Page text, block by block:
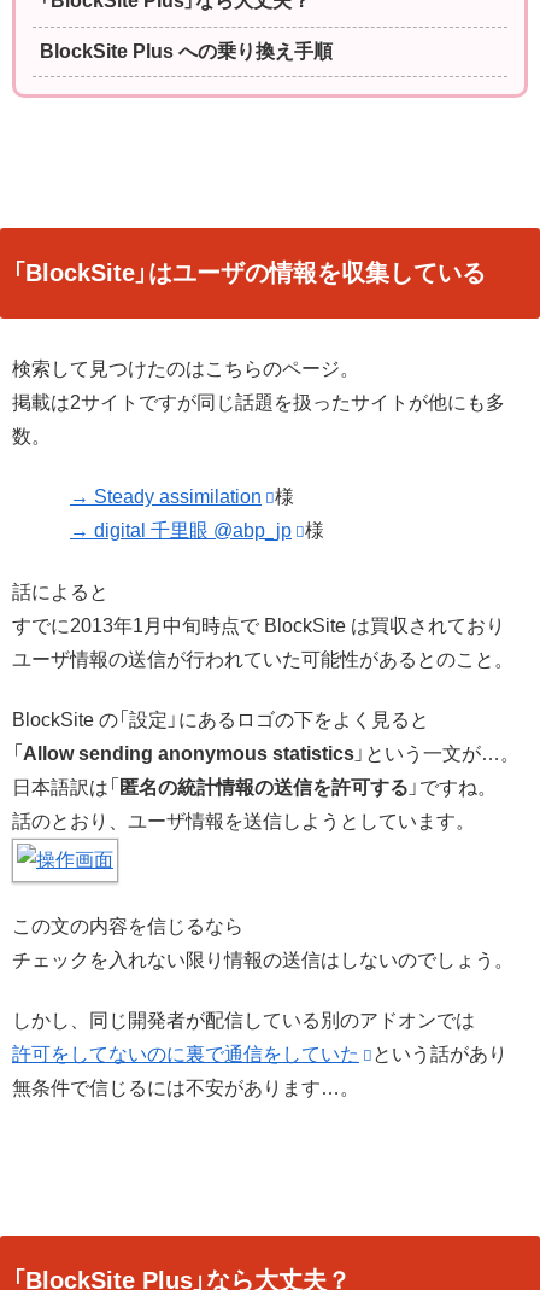
BlockSite Plus への乗り換え手順
「BlockSite」はユーザの情報を収集している
検索して見つけたのはこちらのページ。
掲載は2サイトですが同じ話題を扱ったサイトが他にも多
数。
→ Steady assimilation
様
→ digital 千里眼 @abp_jp
様
話によると
すでに2013年1月中旬時点で BlockSite は買収されており
ユーザ情報の送信が行われていた可能性があるとのこと。
BlockSite の「設定」にあるロゴの下をよく見ると
「 Allow sending anonymous statistics 」という一文が…。
日本語訳は「 匿名の統計情報の送信を許可する 」ですね。
話のとおり、ユーザ情報を送信しようとしています。
この文の内容を信じるなら
チェックを入れない限り情報の送信はしないのでしょう。
しかし、同じ開発者が配信している別のアドオンでは
許可をしてないのに裏で通信をしていた
という話があり
無条件で信じるには不安があります…。
「BlockSite Plus」なら大丈夫？